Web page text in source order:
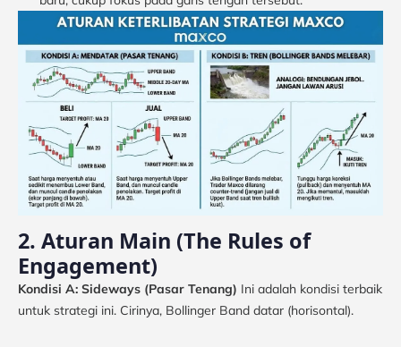
2. Aturan Main (The Rules of
Engagement)
Kondisi A: Sideways (Pasar Tenang) Ini adalah kondisi terbaik
untuk strategi ini. Cirinya, Bollinger Band datar (horisontal).